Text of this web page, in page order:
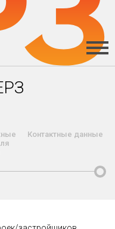
Контактные данные